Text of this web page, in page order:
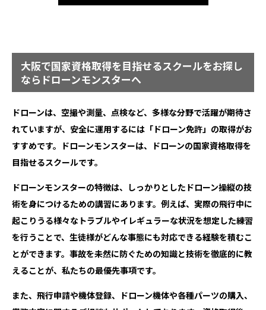
大阪で国家資格取得を目指せるスクールをお探し
ならドローンモンスターへ
ドローンは、空撮や測量、点検など、多様な分野で活躍が期待さ
れていますが、安全に運用するには「ドローン免許」の取得がお
すすめです。ドローンモンスターは、ドローンの国家資格取得を
目指せるスクールです。
ドローンモンスターの特徴は、しっかりとしたドローン操縦の技
術を身につけるための講習にあります。例えば、実際の飛行中に
起こりうる様々なトラブルやイレギュラーな状況を想定した練習
を行うことで、生徒様がどんな事態にも対応できる経験を積むこ
とができます。事故を未然に防ぐための知識と技術を徹底的に教
えることが、私たちの最優先事項です。
また、飛行申請や機体登録、ドローン機体や各種パーツの購入、